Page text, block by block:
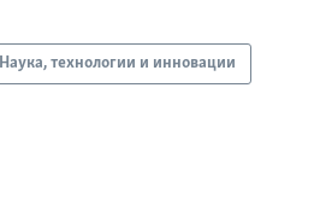
Наука, технологии и инновации